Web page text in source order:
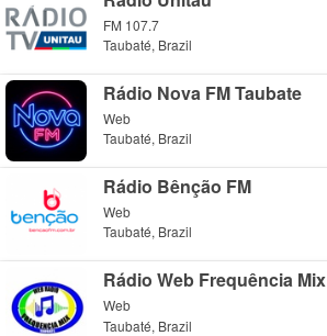
FM 107.7
Taubaté, Brazil
Rádio Nova FM Taubate
Web
Taubaté, Brazil
Rádio Bênção FM
Web
Taubaté, Brazil
Rádio Web Frequência Mix
Web
Taubaté, Brazil